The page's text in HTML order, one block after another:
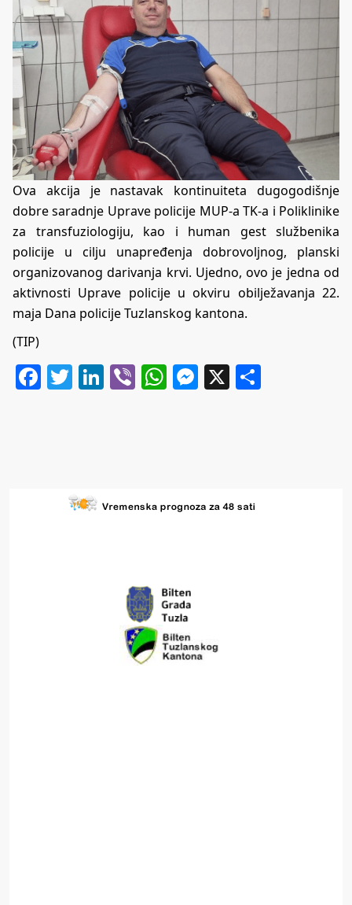
Ova akcija je nastavak kontinuiteta dugogodišnje
dobre saradnje Uprave policije MUP-a TK-a i Poliklinike
za transfuziologiju, kao i human gest službenika
policije u cilju unapređenja dobrovoljnog, planski
organizovanog darivanja krvi. Ujedno, ovo je jedna od
aktivnosti Uprave policije u okviru obilježavanja 22.
maja Dana policije Tuzlanskog kantona.
(TIP)
Facebook
Twitter
LinkedIn
ViberWhatsApp
Messenger
X